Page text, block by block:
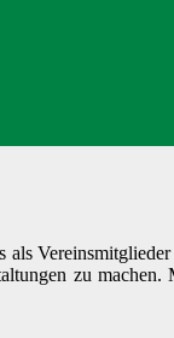
zu